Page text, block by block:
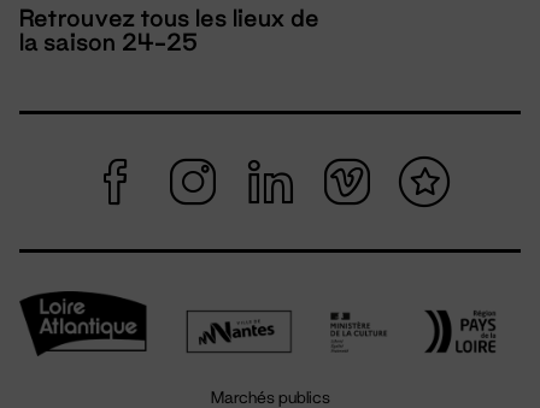
Retrouvez tous les lieux de
la saison 24-25
Marchés publics